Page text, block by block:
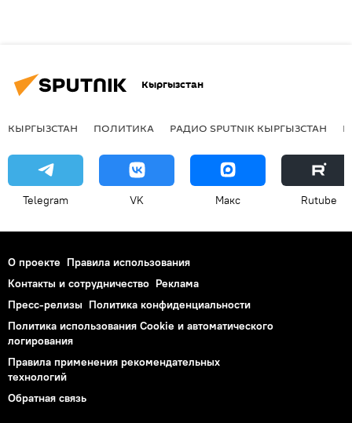
Кыргызстан
КЫРГЫЗСТАН ПОЛИТИКА РАДИО SPUTNIK КЫРГЫЗСТАН
Telegram VK Макс Rutube
О проекте Правила использования
Контакты и сотрудничество Реклама
Пресс-релизы Политика конфиденциальности
Политика использования Cookie и автоматического
логирования
Правила применения рекомендательных
технологий
Обратная связь